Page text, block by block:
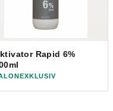
Rapid 6%